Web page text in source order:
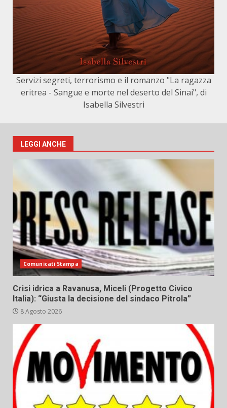
Servizi segreti, terrorismo e il romanzo "La ragazza
eritrea - Sangue e morte nel deserto del Sinai", di
Isabella Silvestri
LEGGI ANCHE
Comunicati Stampa
Crisi idrica a Ravanusa, Miceli (Progetto Civico
Italia): “Giusta la decisione del sindaco Pitrola”
8 Agosto 2026